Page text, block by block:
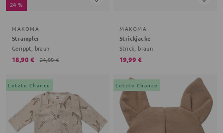
24 %
MAKOMA
Strampler
Gerippt, braun
18,90 € 24,99 €
MAKOMA
Strickjacke
Strick, braun
19,99 €
Letzte Chance Letzte Chance